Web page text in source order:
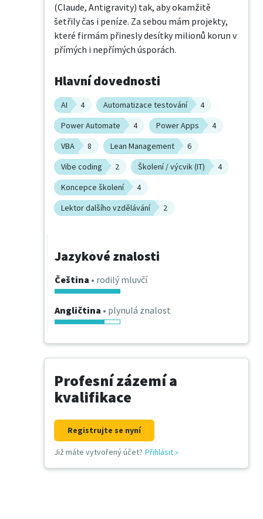
(Claude, Antigravity) tak, aby okamžitě
šetřily čas i peníze. Za sebou mám projekty,
které firmám přinesly desítky milionů korun v
přímých i nepřímých úsporách.
Hlavní dovednosti
AI 4 Automatizace testování
4
Power Automate
4 Power Apps
4
VBA
8 Lean Management
6
Vibe coding
2 Školení / výcvik (IT)
4
Koncepce školení
4
Lektor dalšího vzdělávání
2
Jazykové znalosti
Čeština • rodilý mluvčí
Angličtina • plynulá znalost
Profesní zázemí a
kvalifikace
Registrujte se nyní
Již máte vytvořený účet? Přihlásit»